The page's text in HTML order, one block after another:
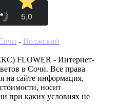
- Волжский
FLOWER - Интернет-
в Сочи. Все права
на сайте информация,
носит
при каких условиях не